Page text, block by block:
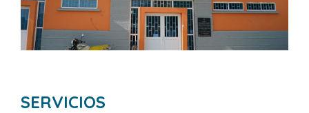
SERVICIOS